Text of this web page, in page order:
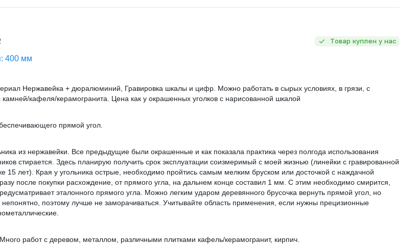
Товар куплен у нас
400 мм
Нержавейка + дюралюминий, Гравировка шкалы и цифр. Можно работать в сырых условиях, в грязи, с
кафеля/керамогранита. Цена как у окрашенных уголков с нарисованной шкалой
прямой угол.
из нержавейки. Все предыдущие были окрашенные и как показала практика через полгода использования
стирается. Здесь планирую получить срок эксплуатации соизмеримый с моей жизнью (линейки с гравированной
15 лет). Края у угольника острые, необходимо пройтись самым мелким бруском или досточкой с наждачной
после покупки расхождение, от прямого угла, на дальнем конце составил 1 мм. С этим необходимо смирится,
эталонного прямого угла. Можно легким ударом деревянного брусочка вернуть прямой угол, но
непонятно, поэтому лучше не заморачиваться. Учитывайте область применения, если нужны прецизионные
работ с деревом, металлом, различными плитками кафель/керамогранит, кирпич.